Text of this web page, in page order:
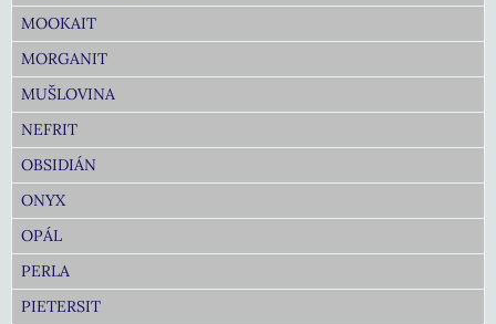
MOOKAIT
MORGANIT
MUŠLOVINA
NEFRIT
OBSIDIÁN
ONYX
OPÁL
PERLA
PIETERSIT